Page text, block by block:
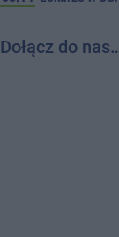
Dołącz do